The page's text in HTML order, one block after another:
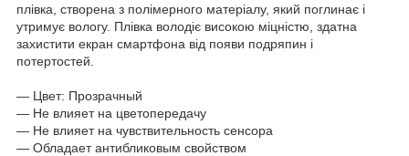
плівка, створена з полімерного матеріалу, який поглинає і
утримує вологу. Плівка володіє високою міцністю, здатна
захистити екран смартфона від появи подряпин і
потертостей.
― Цвет: Прозрачный
― Не влияет на цветопередачу
― Не влияет на чувствительность сенсора
― Обладает антибликовым свойством